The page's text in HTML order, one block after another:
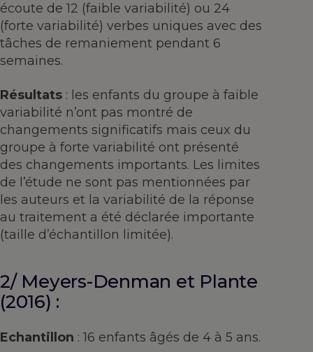
écoute de 12 (faible variabilité) ou 24
(forte variabilité) verbes uniques avec des
tâches de remaniement pendant 6
semaines.
Résultats : les enfants du groupe à faible
variabilité n’ont pas montré de
changements significatifs mais ceux du
groupe à forte variabilité ont présenté
des changements importants. Les limites
de l’étude ne sont pas mentionnées par
les auteurs et la variabilité de la réponse
au traitement a été déclarée importante
(taille d’échantillon limitée).
2/ Meyers-Denman et Plante
(2016) :
Echantillon : 16 enfants âgés de 4 à 5 ans.